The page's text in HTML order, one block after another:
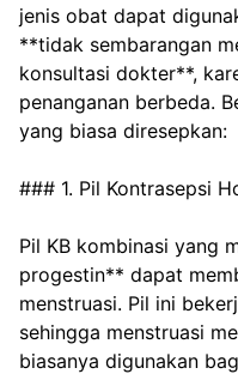
jenis obat dapat
**tidak sembarangan
konsultasi dokter**,
penanganan berbeda.
yang biasa diresepkan:
### 1. Pil Kontrasepsi
Pil KB kombinasi yang
progestin** dapat
menstruasi. Pil ini
sehingga menstruasi
biasanya digunakan